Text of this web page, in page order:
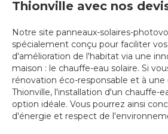
Thionville avec nos
Notre site panneaux-solaires-
spécialement conçu pour faciliter
d'amélioration de l'habitat via une
maison : le chauffe-eau solaire. Si
rénovation éco-responsable et à
Thionville, l'installation d'un chauffe-
option idéale. Vous pourrez ainsi
d'énergie et respect de